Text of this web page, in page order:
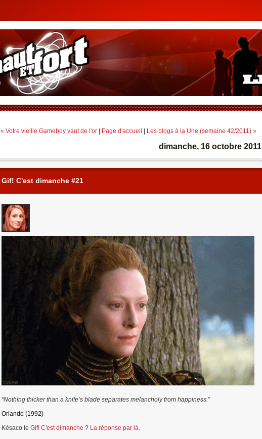
« Votre vieille Gameboy vaut de l'or Page d'accueil Les blogs à la Une (semaine 42/2011) »
dimanche, 16 octobre 2011
Gif! C'est dimanche #21
“Nothing thicker than a knife’s blade separates melancholy from happiness.”
Orlando (1992)
Késaco le Gif! C'est dimanche ? La réponse par là.